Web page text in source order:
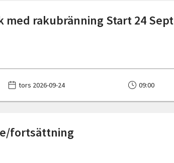
med rakubränning Start 24 Sept
tors 2026-09-24 09:00
fortsättning